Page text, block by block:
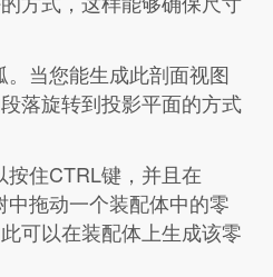
当您能生成此剖面视图
落旋转到投影平面的方式
住CTRL键，并且在
拖动一个装配体中的零
可以在装配体上生成该零